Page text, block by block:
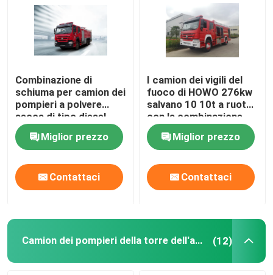
Circa noi
Giro della fabbrica
Controllo di qualità
Contattici
Richieda una citazione
Camion dei pompieri in schiuma
Combinazione di
schiuma per camion dei
pompieri a polvere
secca di tipo diesel
Trasmissione manuale
multifunzionale
Miglior prezzo
Contattaci
I camion dei vigili del
fuoco di HOWO 276kw
salvano 10 10t a ruote
con la combinazione
della polvere della
schiumaMiglior prezzo
Contattaci
Camion dei pompieri della torre dell'acqua (12)